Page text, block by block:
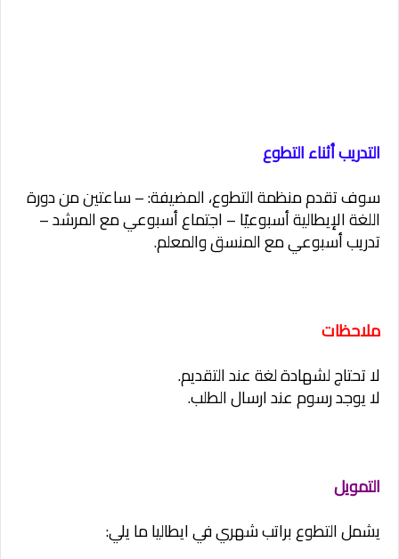
التدريب أثناء التطوع
سوف تقدم منظمة التطوع، المضيفة: – ساعتين من دورة
اللغة الإيطالية أسبوعيًا – اجتماع أسبوعي مع المرشد –
تدريب أسبوعي مع المنسق والمعلم.
ملاحظات
لا تحتاج لشهادة لغة عند التقديم.
لا يوجد رسوم عند ارسال الطلب.
التمويل
يشمل التطوع براتب شهري في ايطاليا ما يلي: